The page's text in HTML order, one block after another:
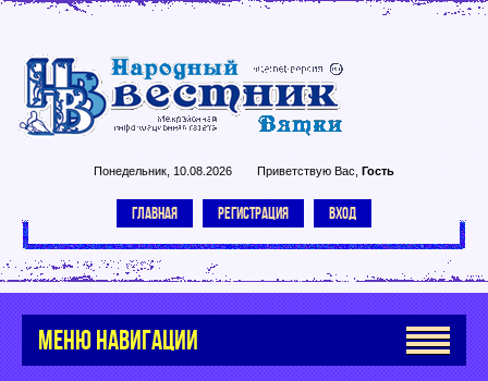
Понедельник, 10.08.2026 Приветствую Вас Гость
ГЛАВНАЯ РЕГИСТРАЦИЯ ВХОД
МЕНЮ НАВИГАЦИИ